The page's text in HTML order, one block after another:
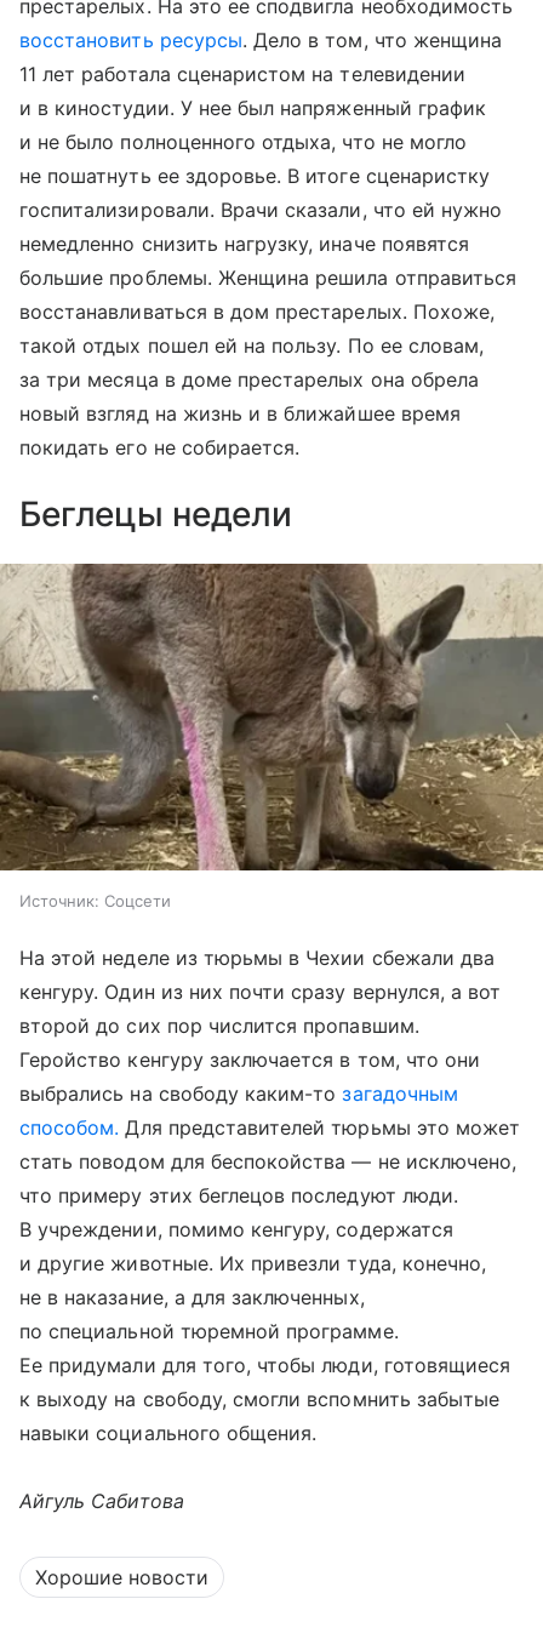
престарелых. На это ее сподвигла необходимость
восстановить ресурсы. Дело в том, что женщина
11 лет работала сценаристом на телевидении
и в киностудии. У нее был напряженный график
и не было полноценного отдыха, что не могло
не пошатнуть ее здоровье. В итоге сценаристку
госпитализировали. Врачи сказали, что ей нужно
немедленно снизить нагрузку, иначе появятся
большие проблемы. Женщина решила отправиться
восстанавливаться в дом престарелых. Похоже,
такой отдых пошел ей на пользу. По ее словам,
за три месяца в доме престарелых она обрела
новый взгляд на жизнь и в ближайшее время
покидать его не собирается.
Беглецы недели
Источник: Соцсети
На этой неделе из тюрьмы в Чехии сбежали два
кенгуру. Один из них почти сразу вернулся, а вот
второй до сих пор числится пропавшим.
Геройство кенгуру заключается в том, что они
выбрались на свободу каким-тозагадочным
способом. Для представителей тюрьмы это может
стать поводом для беспокойства — не исключено,
что примеру этих беглецов последуют люди.
В учреждении, помимо кенгуру, содержатся
и другие животные. Их привезли туда, конечно,
не в наказание, а для заключенных,
по специальной тюремной программе.
Ее придумали для того, чтобы люди, готовящиеся
к выходу на свободу, смогли вспомнить забытые
навыки социального общения.
Айгуль Сабитова
Хорошие новости